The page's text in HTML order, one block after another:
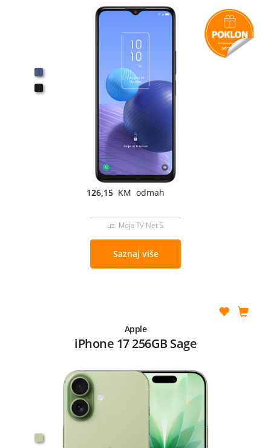
126,15 KM odmah
uz Moja TV Net S
Saznaj više
Apple
iPhone 17 256GB Sage